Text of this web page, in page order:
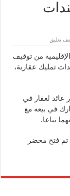
تعليق
من توقيف
تمليك عقارية،
عائد لعقار في
في بيعه مع
تباعا.
تم فتح محضر